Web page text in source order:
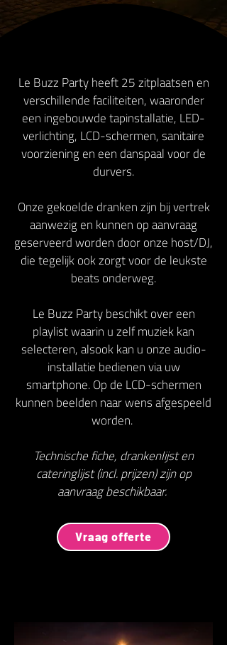
Le Buzz Party heeft 25 zitplaatsen en
verschillende faciliteiten, waaronder
een ingebouwde tapinstallatie, LED-
verlichting, LCD-schermen, sanitaire
voorziening en een danspaal voor de
durvers.
Onze gekoelde dranken zijn bij vertrek
aanwezig en kunnen op aanvraag
geserveerd worden door onze host/DJ,
die tegelijk ook zorgt voor de leukste
beats onderweg.
Le Buzz Party beschikt over een
playlist waarin u zelf muziek kan
selecteren, alsook kan u onze audio-
installatie bedienen via uw
smartphone. Op de LCD-schermen
kunnen beelden naar wens afgespeeld
worden.
Technische fiche, drankenlijst en
cateringlijst (incl. prijzen) zijn op
aanvraag beschikbaar.
Vraag offerte